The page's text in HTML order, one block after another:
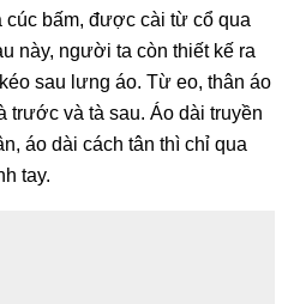
bấm, được cài từ cổ qua
này, người ta còn thiết kế ra
sau lưng áo. Từ eo, thân áo
trước và tà sau. Áo dài truyền
áo dài cách tân thì chỉ qua
tay.